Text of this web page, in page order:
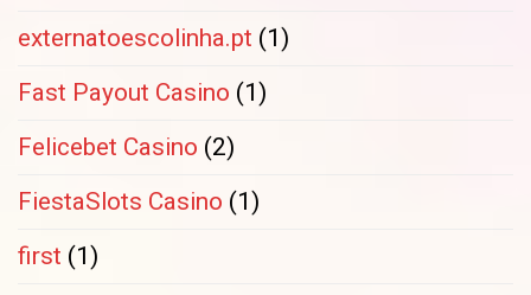
externatoescolinha.pt (1)
Fast Payout Casino (1)
Felicebet Casino (2)
FiestaSlots Casino (1)
first (1)